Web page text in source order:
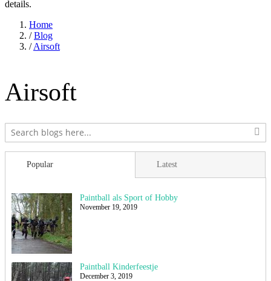
details.
Home
/ Blog
/ Airsoft
Airsoft
Popular
Paintball als Sport of Hobby
November 19, 2019
Paintball Kinderfeestje
December 3, 2019
Latest